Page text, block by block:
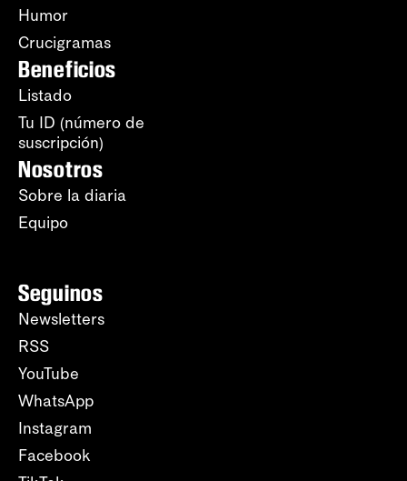
Humor
Crucigramas
Beneficios
Listado
Tu ID (número de
suscripción)
Nosotros
Sobre la diaria
Equipo
Seguinos
Newsletters
RSS
YouTube
WhatsApp
Instagram
Facebook